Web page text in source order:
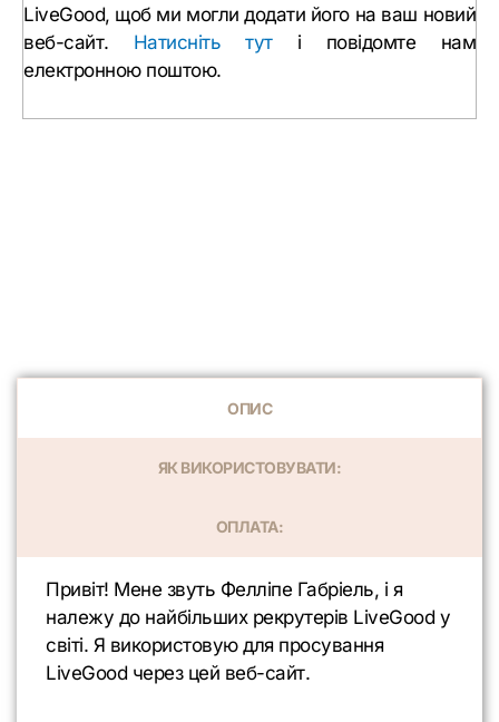
LiveGood, щоб ми могли додати його на ваш новий
веб-сайт. Натисніть туті повідомте нам
електронною поштою.
ОПИС
ЯК ВИКОРИСТОВУВАТИ:
ОПЛАТА:
Привіт! Мене звуть Фелліпе Габріель, і я
належу до найбільших рекрутерів LiveGood у
світі. Я використовую для просування
LiveGood через цей веб-сайт.